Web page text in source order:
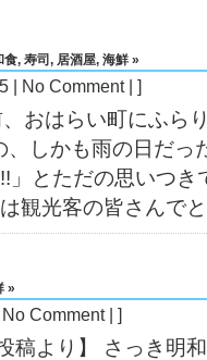
食, 寿司 , 居酒屋, 海鮮 »
| No Comment| ]
おはらい町にふら
、しかも雨の日だっ
」とただの思いつき
観光客の皆さんでと
»
No Comment| ]
稿より】 さっき明